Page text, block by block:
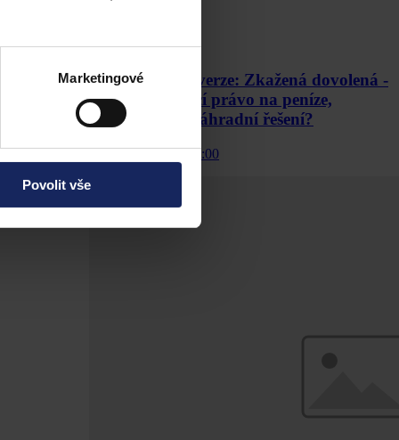
Marketingové
Povolit vše
korun ve
Podcasty
Právní Kontroverze: Zkažená dovolená -
kdy má cestující právo na peníze,
omluvu nebo náhradní řešení?
30. června 2026, 10:00